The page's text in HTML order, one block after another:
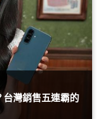
灣銷售五連霸的